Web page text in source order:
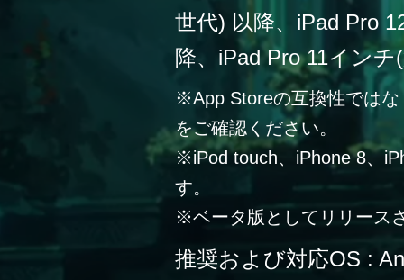
世代) 以降、iPad Pro
降、iPad Pro 11インチ
※App Storeの互換性では
をご確認ください。
※iPod touch、iPhone 8、
す。
※ベータ版としてリリース
推奨および対応OS :